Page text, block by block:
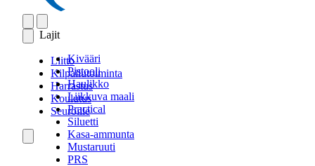
Lajit
Kivääri
Pistooli
Haulikko
Liikkuva maali
Practical
Siluetti
Kasa-ammunta
Mustaruuti
PRS
Liitto
Kilpailutoiminta
Harrastus
Koulutus
Seuroille